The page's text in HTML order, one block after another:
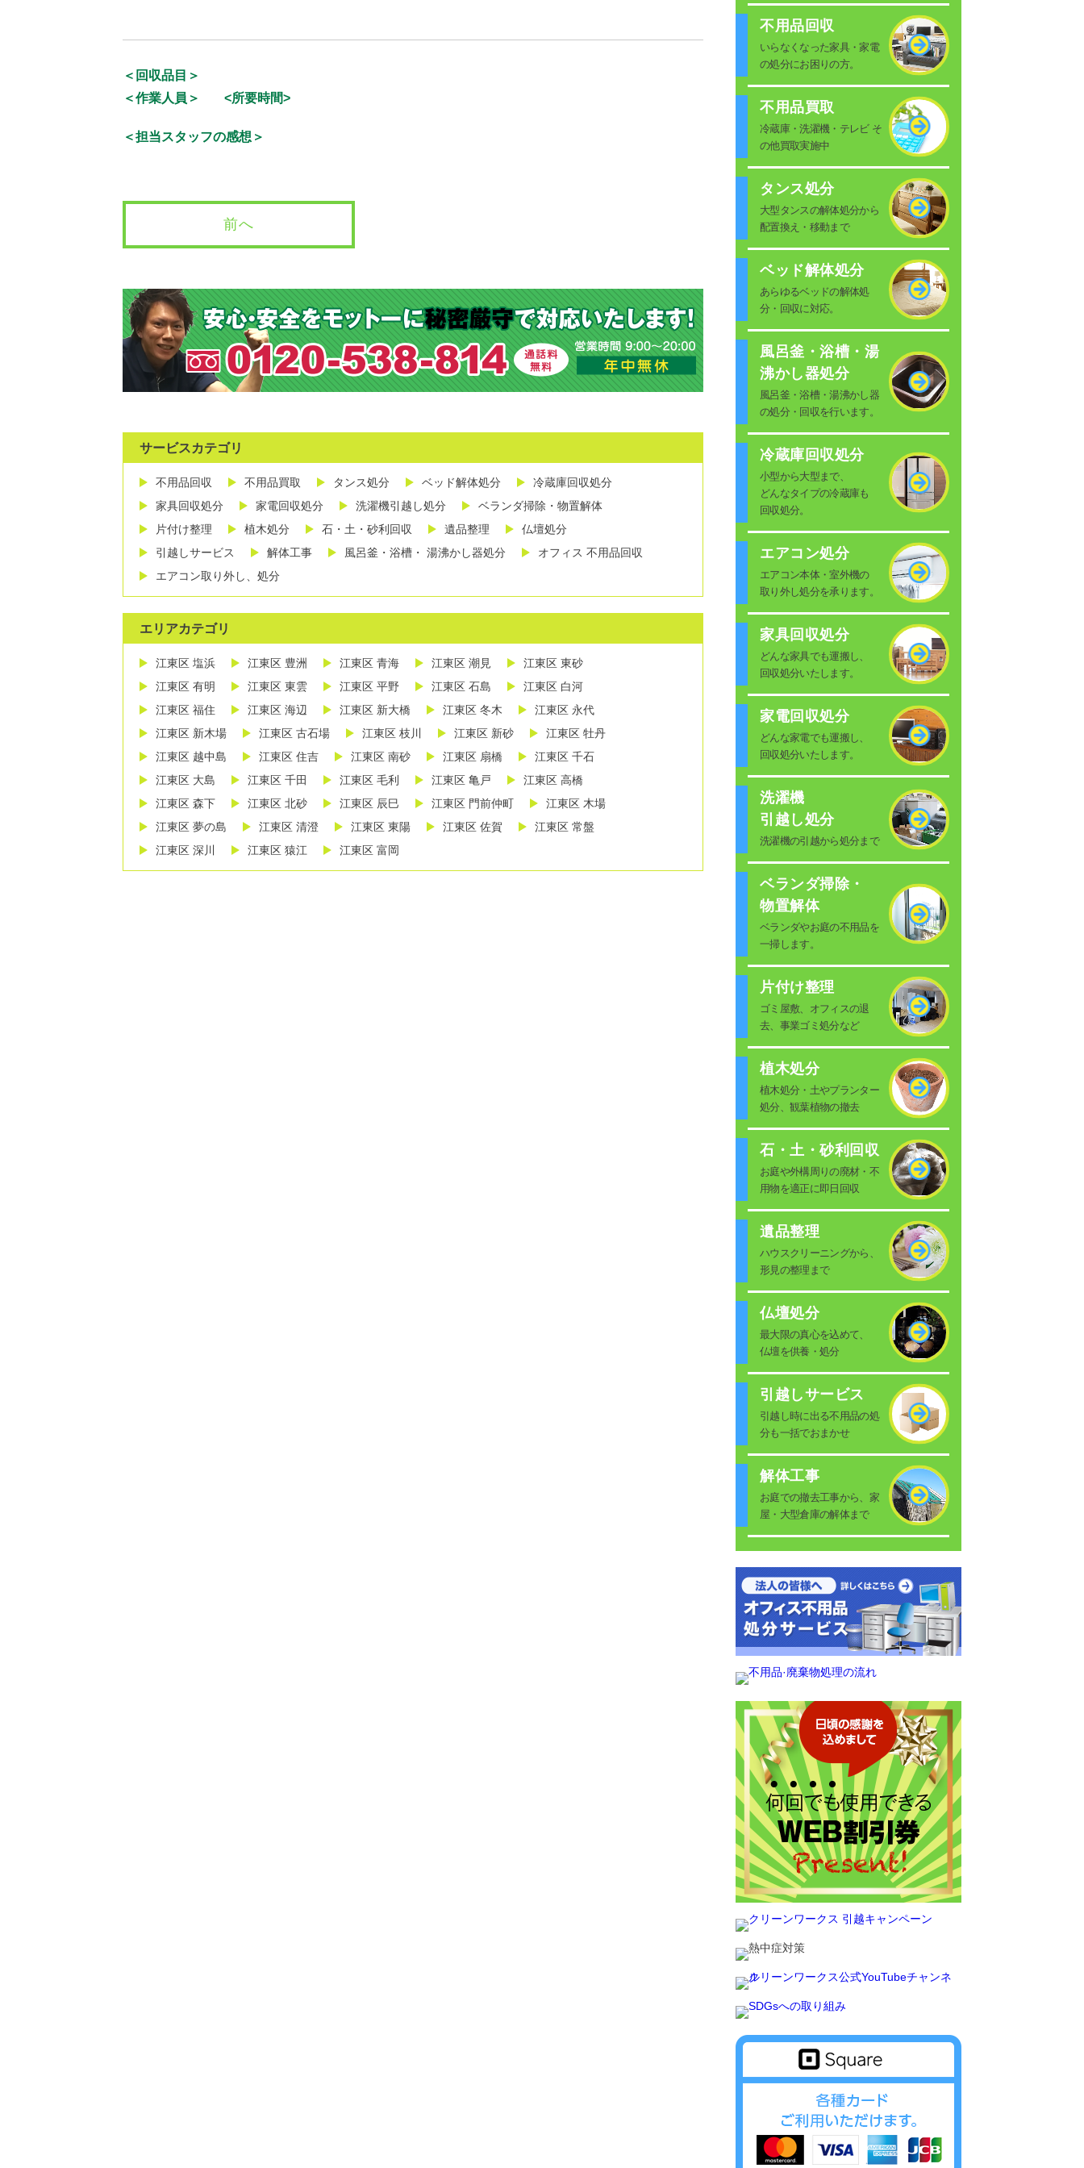
＜回収品目＞
＜作業人員＞
<所要時間>
＜担当スタッフの感想＞
前へ
サービスカテゴリ
不用品回収 不用品買取 タンス処分 ベッド解体処分
冷蔵庫回収処分
家具回収処分
家電回収処分 洗濯機引越し処分
ベランダ掃除・物置解体
片付け整理
植木処分 石・土・砂利回収 遺品整理
仏壇処分
引越しサービス
解体工事 風呂釜・浴槽・ 湯沸かし器処分
オフィス 不用品回収
エアコン取り外し、処分
エリアカテゴリ
江東区 塩浜 江東区 豊洲 江東区 青海 江東区 潮見
江東区 東砂
江東区 有明
江東区 東雲 江東区 平野 江東区 石島
江東区 白河
江東区 福住
江東区 海辺 江東区 新大橋 江東区 冬木
江東区 永代
江東区 新木場
江東区 古石場 江東区 枝川 江東区 新砂
江東区 牡丹
江東区 越中島
江東区 住吉 江東区 南砂 江東区 扇橋
江東区 千石
江東区 大島
江東区 千田 江東区 毛利 江東区 亀戸
江東区 高橋
江東区 森下
江東区 北砂 江東区 辰巳 江東区 門前仲町
江東区 木場
江東区 夢の島
江東区 清澄 江東区 東陽 江東区 佐賀
江東区 常盤
江東区 深川
江東区 猿江 江東区 富岡
不用品回収
いらなくなった家具・家電
の処分にお困りの方。
不用品買取
冷蔵庫・洗濯機・テレビ そ
の他買取実施中
タンス処分
大型タンスの解体処分から
配置換え・移動まで
ベッド解体処分
あらゆるベッドの解体処
分・回収に対応。
風呂釜・浴槽・湯
沸かし器処分
風呂釜・浴槽・湯沸かし器
の処分・回収を行います。
冷蔵庫回収処分
小型から大型まで、
どんなタイプの冷蔵庫も
回収処分。
エアコン処分
エアコン本体・室外機の
取り外し処分を承ります。
家具回収処分
どんな家具でも運搬し、
回収処分いたします。
家電回収処分
どんな家電でも運搬し、
回収処分いたします。
洗濯機
引越し処分
洗濯機の引越から処分まで
ベランダ掃除・
物置解体
ベランダやお庭の不用品を
一掃します。
片付け整理
ゴミ屋敷、オフィスの退
去、事業ゴミ処分など
植木処分
植木処分・土やプランター
処分、観葉植物の撤去
石・土・砂利回収
お庭や外構周りの廃材・不
用物を適正に即日回収
遺品整理
ハウスクリーニングから、
形見の整理まで
仏壇処分
最大限の真心を込めて、
仏壇を供養・処分
引越しサービス
引越し時に出る不用品の処
分も一括でおまかせ
解体工事
お庭での撤去工事から、家
屋・大型倉庫の解体まで